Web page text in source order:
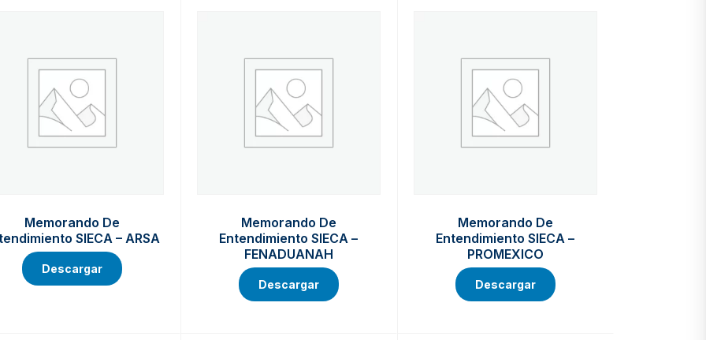
Memorando De
SIECA – ARSA
Descargar
Memorando De
Entendimiento SIECA –
FENADUANAH
Descargar
Memorando De
Entendimiento SIECA –
PROMEXICO
Descargar